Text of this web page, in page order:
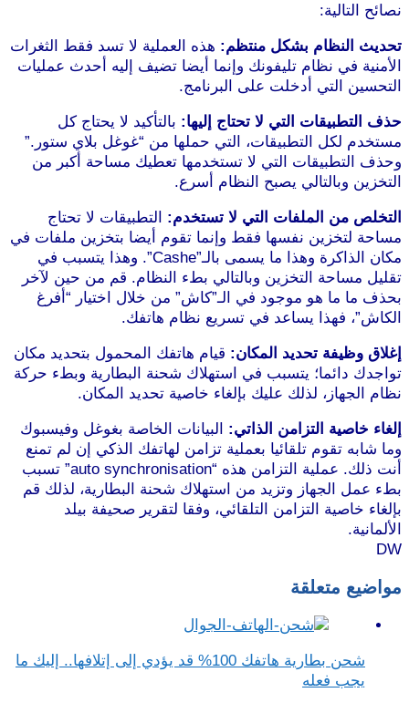
نصائح التالية:
تحديث النظام بشكل منتظم: هذه العملية لا تسد فقط الثغرات
الأمنية في نظام تليفونك وإنما أيضا تضيف إليه أحدث عمليات
التحسين التي أدخلت على البرنامج.
حذف التطبيقات التي لا تحتاج إليها: بالتأكيد لا يحتاج كل
مستخدم لكل التطبيقات، التي حملها من “غوغل بلاي ستور.”
وحذف التطبيقات التي لا تستخدمها تعطيك مساحة أكبر من
التخزين وبالتالي يصبح النظام أسرع.
التخلص من الملفات التي لا تستخدم: التطبيقات لا تحتاج
مساحة لتخزين نفسها فقط وإنما تقوم أيضا بتخزين ملفات في
مكان الذاكرة وهذا ما يسمى بالـ”Cashe”. وهذا يتسبب في
تقليل مساحة التخزين وبالتالي بطء النظام. قم من حين لآخر
بحذف ما ما هو موجود في الـ”كاش” من خلال اختيار “أفرغ
الكاش”، فهذا يساعد في تسريع نظام هاتفك.
إغلاق وظيفة تحديد المكان: قيام هاتفك المحمول بتحديد مكان
تواجدك دائما؛ يتسبب في استهلاك شحنة البطارية وبطء حركة
نظام الجهاز، لذلك عليك بإلغاء خاصية تحديد المكان.
إلغاء خاصية التزامن الذاتي: البيانات الخاصة بغوغل وفيسبوك
وما شابه تقوم تلقائيا بعملية تزامن لهاتفك الذكي إن لم تمنع
أنت ذلك. عملية التزامن هذه “auto synchronisation” تسبب
بطء عمل الجهاز وتزيد من استهلاك شحنة البطارية، لذلك قم
بإلغاء خاصية التزامن التلقائي، وفقا لتقرير صحيفة بيلد
الألمانية.
DW
مواضيع متعلقة
شحن بطارية هاتفك 100% قد يؤدي إلى إتلافها.. إليك ما
يجب فعله